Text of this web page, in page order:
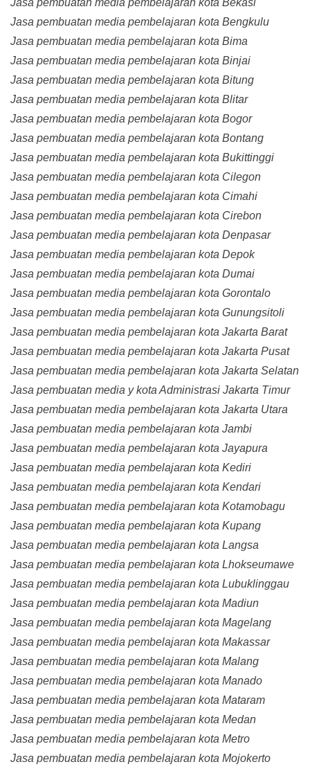
Jasa pembuatan media pembelajaran kota Bekasi
Jasa pembuatan media pembelajaran kota Bengkulu
Jasa pembuatan media pembelajaran kota Bima
Jasa pembuatan media pembelajaran kota Binjai
Jasa pembuatan media pembelajaran kota Bitung
Jasa pembuatan media pembelajaran kota Blitar
Jasa pembuatan media pembelajaran kota Bogor
Jasa pembuatan media pembelajaran kota Bontang
Jasa pembuatan media pembelajaran kota Bukittinggi
Jasa pembuatan media pembelajaran kota Cilegon
Jasa pembuatan media pembelajaran kota Cimahi
Jasa pembuatan media pembelajaran kota Cirebon
Jasa pembuatan media pembelajaran kota Denpasar
Jasa pembuatan media pembelajaran kota Depok
Jasa pembuatan media pembelajaran kota Dumai
Jasa pembuatan media pembelajaran kota Gorontalo
Jasa pembuatan media pembelajaran kota Gunungsitoli
Jasa pembuatan media pembelajaran kota Jakarta Barat
Jasa pembuatan media pembelajaran kota Jakarta Pusat
Jasa pembuatan media pembelajaran kota Jakarta Selatan
Jasa pembuatan media y kota Administrasi Jakarta Timur
Jasa pembuatan media pembelajaran kota Jakarta Utara
Jasa pembuatan media pembelajaran kota Jambi
Jasa pembuatan media pembelajaran kota Jayapura
Jasa pembuatan media pembelajaran kota Kediri
Jasa pembuatan media pembelajaran kota Kendari
Jasa pembuatan media pembelajaran kota Kotamobagu
Jasa pembuatan media pembelajaran kota Kupang
Jasa pembuatan media pembelajaran kota Langsa
Jasa pembuatan media pembelajaran kota Lhokseumawe
Jasa pembuatan media pembelajaran kota Lubuklinggau
Jasa pembuatan media pembelajaran kota Madiun
Jasa pembuatan media pembelajaran kota Magelang
Jasa pembuatan media pembelajaran kota Makassar
Jasa pembuatan media pembelajaran kota Malang
Jasa pembuatan media pembelajaran kota Manado
Jasa pembuatan media pembelajaran kota Mataram
Jasa pembuatan media pembelajaran kota Medan
Jasa pembuatan media pembelajaran kota Metro
Jasa pembuatan media pembelajaran kota Mojokerto